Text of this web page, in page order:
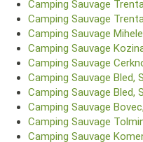
Camping Sauvage
Camping Sauvage
Camping Sauvage
Camping Sauvage
Camping Sauvage
Camping Sauvage Bled,
Camping Sauvage Bled,
Camping Sauvage
Camping Sauvage
Camping Sauvage